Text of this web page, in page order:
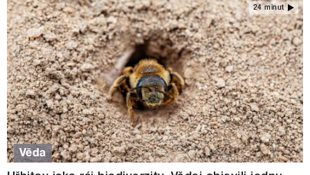
24 minut
Věda